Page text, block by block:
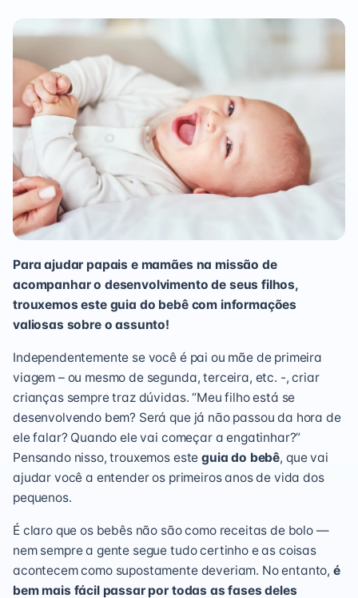
Para ajudar papais e mamães na missão de
acompanhar o desenvolvimento de seus filhos,
trouxemos este guia do bebê com informações
valiosas sobre o assunto!
Independentemente se você é pai ou mãe de primeira
viagem – ou mesmo de segunda, terceira, etc. -, criar
crianças sempre traz dúvidas. “Meu filho está se
desenvolvendo bem? Será que já não passou da hora de
ele falar? Quando ele vai começar a engatinhar?”
Pensando nisso, trouxemos esteguia do bebê, que vai
ajudar você a entender os primeiros anos de vida dos
pequenos.
É claro que os bebês não são como receitas de bolo —
nem sempre a gente segue tudo certinho e as coisas
acontecem como supostamente deveriam. No entanto, é
bem mais fácil passar por todas as fases deles